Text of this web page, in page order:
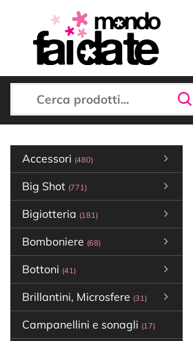
Accessori (480)
Big Shot (771)
Bigiotteria (181)
Bomboniere (68)
Bottoni (41)
Brillantini, Microsfere (31)
Campanellini e sonagli (17)